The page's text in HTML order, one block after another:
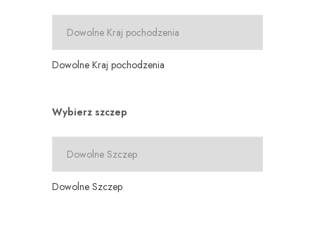
Dowolne Kraj pochodzenia
Wybierz szczep
Dowolne Szczep